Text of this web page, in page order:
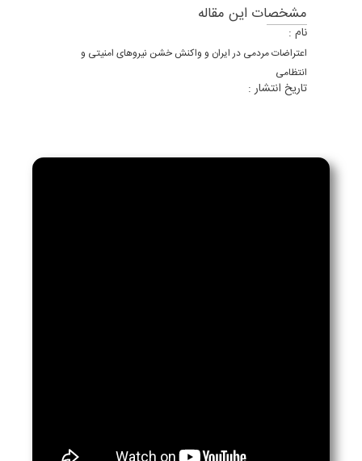
مشخصات این مقاله
نام :
اعتراضات مردمی در ایران و واکنش خشن نیروهای امنیتی و
انتظامی
تاریخ انتشار :